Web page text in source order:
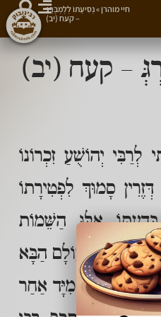
– קעח (יב)
יְהוֹשֻׁעַ זִכְרוֹנוֹ
סָמוּךְ לִפְטִירָתוֹ
אֵלּוּ הַשֵּׁמוֹת
טוֹבָה לָעוֹלָם הַבָּא
לָבוֹא אֵלָיו מִיָּד אַחַר
חיי מוהרן»נְסִיעָתוֹ לְלֶמְבֶּרְגְּ
– קעח (יב)